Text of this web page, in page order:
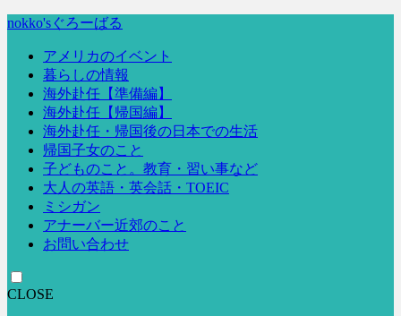
nokko'sぐろーばる
アメリカのイベント
暮らしの情報
海外赴任【準備編】
海外赴任【帰国編】
海外赴任・帰国後の日本での生活
帰国子女のこと
子どものこと。教育・習い事など
大人の英語・英会話・TOEIC
ミシガン
アナーバー近郊のこと
お問い合わせ
CLOSE